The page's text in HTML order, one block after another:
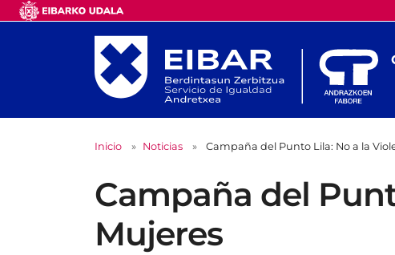
Inicio Noticias Campaña del Punto Lila: No a la
Campaña del
Mujeres